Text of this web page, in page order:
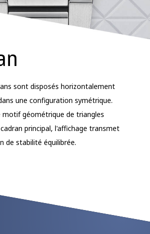
sont disposés horizontalement
une configuration symétrique.
motif géométrique de triangles
principal, l'affichage transmet
de stabilité équilibrée.